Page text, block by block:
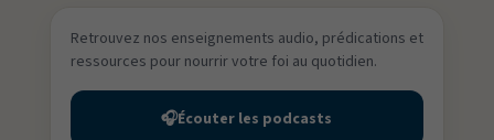
Retrouvez nos enseignements audio, prédications et
ressources pour nourrir votre foi au quotidien.
🎧Écouter les podcasts